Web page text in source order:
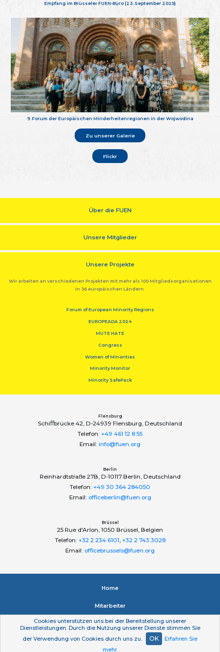
Empfang im Brüsseler FUEN-Büro (23. September 2025)
9. Forum der Europäischen Minderheitenregionen in der Wojwodina
Zu unserer Galerie
Flickr
Über die FUEN
Unsere Mitglieder
Unsere Projekte
Wir arbeiten an verschiedenen Projekten mit mehr als 100 Mitgliedsorganisationen
in 36 europäischen Ländern.
Forum of European Minority Regions
EUROPEADA 2024
MUTE HATE
Congress
Women of Minorities
Minority Monitor
Minority SafePack
Flensburg
Schiﬀbrücke 42, D-24939 Flensburg, Deutschland
Telefon: +49 461 12 8 55
Email: info@fuen.org
Berlin
Reinhardtstraße 27B, D-10117 Berlin, Deutschland
Telefon: +49 30 364 284050
Email: officeberlin@fuen.org
Brüssel
25 Rue d'Arlon, 1050 Brüssel, Belgien
Telefon: +32 2 234 6101, +32 2 743 3028
Email: officebrussels@fuen.org
Home
Mitarbeiter
Impressum
Datenschutzerklärung
Cookies unterstützen uns bei der Bereitstellung unserer
Dienstleistungen. Durch die Nutzung unserer Dienste stimmen Sie
der Verwendung von Cookies durch uns zu.
OK
Erfahren Sie
mehr.